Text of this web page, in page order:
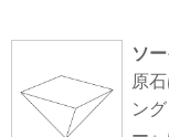
ソ
原
ン